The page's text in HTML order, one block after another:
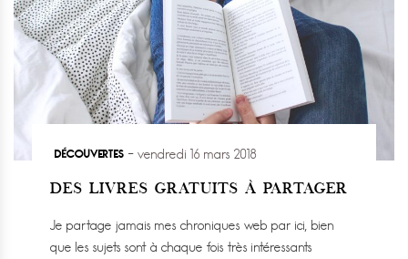
DÉCOUVERTES vendredi 16 mars 2018
DES LIVRES GRATUITS À PARTAGER
Je partage jamais mes chroniques web par ici, bien
que les sujets sont à chaque fois très intéressants